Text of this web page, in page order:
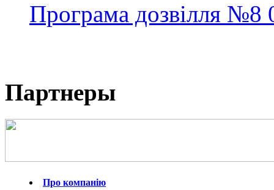
Програма дозвілля №8
Партнеры
Про компанію